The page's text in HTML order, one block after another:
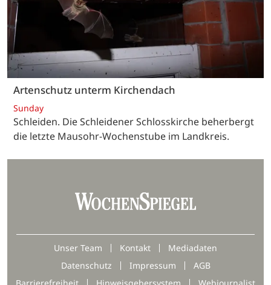
Artenschutz unterm Kirchendach
Sunday
Schleiden. Die Schleidener Schlosskirche beherbergt
die letzte Mausohr-Wochenstube im Landkreis.
Unser Team Kontakt
Mediadaten
Datenschutz
Impressum
AGB
Barrierefreiheit
Hinweisgebersystem Webjournalist